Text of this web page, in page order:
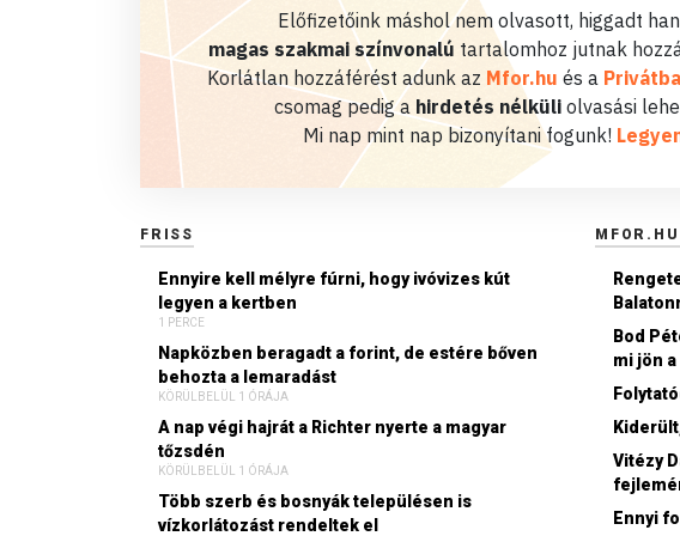
Előfizetőink máshol nem olvasott, higgadt
magas szakmai színvonalú tartalomhoz jutnak
Korlátlan hozzáférést adunk az Mfor.hu és a
csomag pedig a hirdetés nélküli olvasási
Mi nap mint nap bizonyítani fogunk!
FRISS
Ennyire kell mélyre fúrni, hogy ivóvizes kút
legyen a kertben
1 PERCE
Napközben beragadt a forint, de estére bőven
behozta a lemaradást
KÖRÜLBELÜL 1 ÓRÁJA
A nap végi hajrát a Richter nyerte a magyar
tőzsdén
KÖRÜLBELÜL 1 ÓRÁJA
Több szerb és bosnyák településen is
vízkorlátozást rendeltek el
Bod
mi jön
Vitézy
Ennyi